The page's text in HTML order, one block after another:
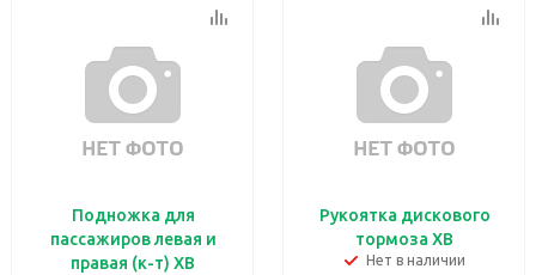
Подножка для
пассажиров левая и
правая (к-т) ХВ
Рукоятка дискового
тормоза ХВ
Нет в наличии